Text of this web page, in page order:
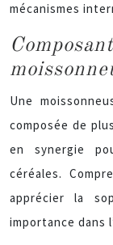
mécanismes
Une
composée de
en synergie
céréales.
apprécier la
importance dans